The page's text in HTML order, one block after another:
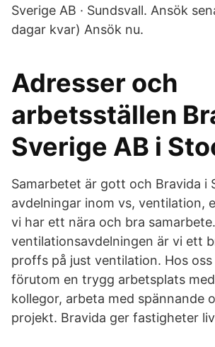
Sverige AB · Sundsvall. Ansök
dagar kvar) Ansök nu.
Adresser och
arbetsställen
Sverige AB i
Samarbetet är gott och Bravida i
avdelningar inom vs, ventilation,
vi har ett nära och bra
ventilationsavdelningen är vi ett
proffs på just ventilation. Hos oss
förutom en trygg arbetsplats
kollegor, arbeta med spännande
projekt. Bravida ger fastigheter